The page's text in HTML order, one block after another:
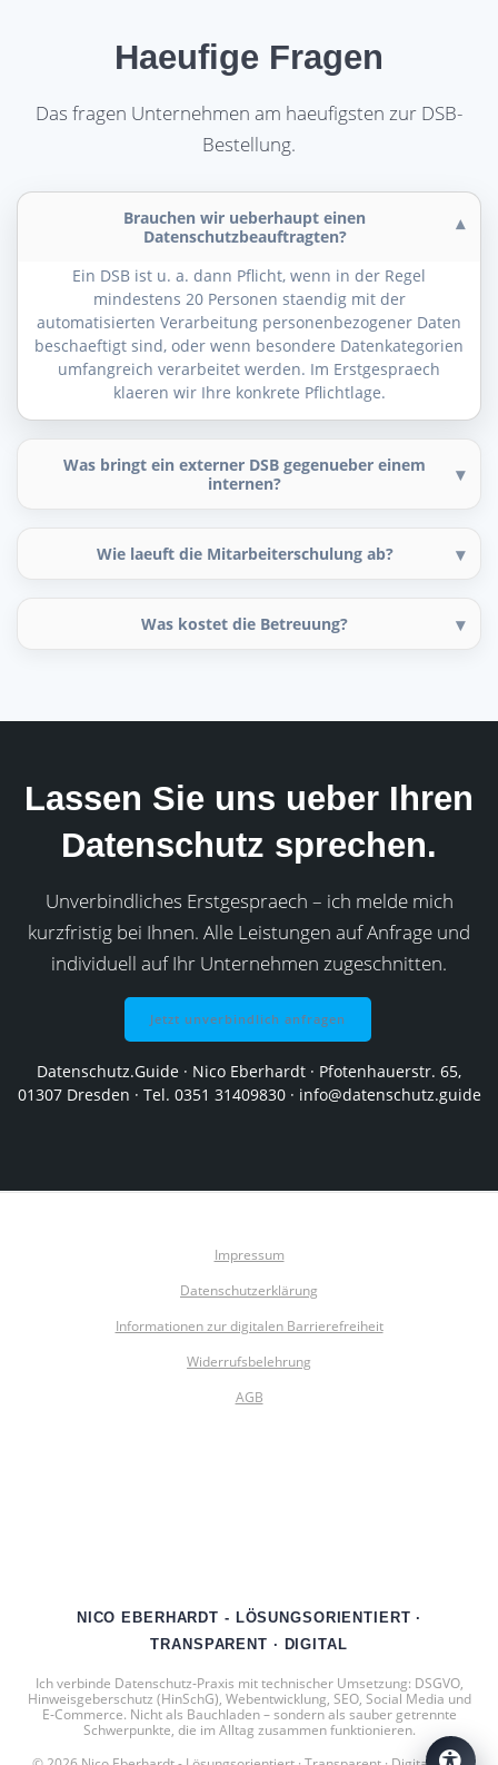
Haeufige Fragen
Das fragen Unternehmen am haeufigsten zur DSB-
Bestellung.
Brauchen wir ueberhaupt einen
Datenschutzbeauftragten?
Ein DSB ist u. a. dann Pflicht, wenn in der Regel
mindestens 20 Personen staendig mit der
automatisierten Verarbeitung personenbezogener Daten
beschaeftigt sind, oder wenn besondere Datenkategorien
umfangreich verarbeitet werden. Im Erstgespraech
klaeren wir Ihre konkrete Pflichtlage.
Was bringt ein externer DSB gegenueber einem
internen?
Wie laeuft die Mitarbeiterschulung ab?
Was kostet die Betreuung?
Lassen Sie uns ueber Ihren
Datenschutz sprechen.
Unverbindliches Erstgespraech – ich melde mich
kurzfristig bei Ihnen. Alle Leistungen auf Anfrage und
individuell auf Ihr Unternehmen zugeschnitten.
Jetzt unverbindlich anfragen
Datenschutz.Guide · Nico Eberhardt · Pfotenhauerstr. 65,
01307 Dresden · Tel. 0351 31409830 · info@datenschutz.guide
NICO EBERHARDT - LÖSUNGSORIENTIERT ·
TRANSPARENT · DIGITAL
Ich verbinde Datenschutz‑Praxis mit technischer Umsetzung: DSGVO,
Hinweisgeberschutz (HinSchG), Webentwicklung, SEO, Social Media und
E‑Commerce. Nicht als Bauchladen – sondern als sauber getrennte
Schwerpunkte, die im Alltag zusammen funktionieren.
Impressum
Datenschutzerklärung
Informationen zur digitalen Barrierefreiheit
Widerrufsbelehrung
AGB